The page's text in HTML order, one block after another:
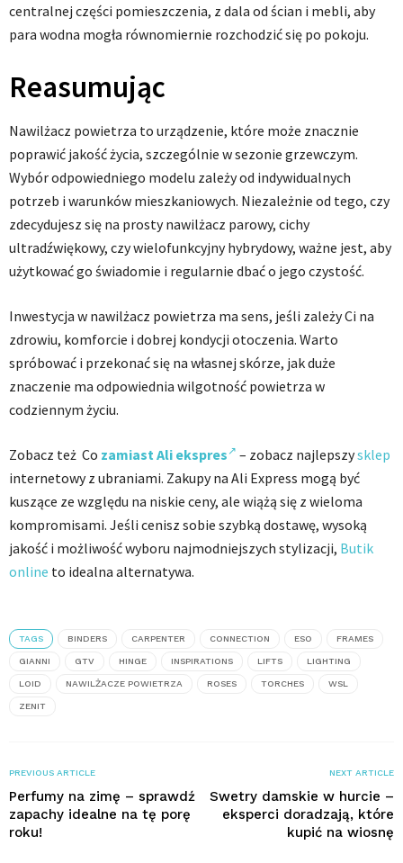
centralnej części pomieszczenia, z dala od ścian i mebli, aby
para wodna mogła równomiernie rozchodzić się po pokoju.
Reasumując
Nawilżacz powietrza to urządzenie, które może znacznie
poprawić jakość życia, szczególnie w sezonie grzewczym.
Wybór odpowiedniego modelu zależy od indywidualnych
potrzeb i warunków mieszkaniowych. Niezależnie od tego, czy
zdecydujesz się na prosty nawilżacz parowy, cichy
ultradźwiękowy, czy wielofunkcyjny hybrydowy, ważne jest, aby
użytkować go świadomie i regularnie dbać o jego czystość.
Inwestycja w nawilżacz powietrza ma sens, jeśli zależy Ci na
zdrowiu, komforcie i dobrej kondycji otoczenia. Warto
spróbować i przekonać się na własnej skórze, jak duże
znaczenie ma odpowiednia wilgotność powietrza w
codziennym życiu.
Zobacz też Co zamiast Ali ekspres – zobacz najlepszysklep
internetowy z ubraniami. Zakupy na Ali Express mogą być
kuszące ze względu na niskie ceny, ale wiążą się z wieloma
kompromisami. Jeśli cenisz sobie szybką dostawę, wysoką
jakość i możliwość wyboru najmodniejszych stylizacji, Butik
online to idealna alternatywa.
TAGS BINDERS CARPENTER CONNECTION ESO FRAMES
GIANNI GTV HINGE INSPIRATIONS LIFTS LIGHTING
LOID NAWILŻACZE POWIETRZA ROSES TORCHES WSL
ZENIT
PREVIOUS ARTICLE
Perfumy na zimę – sprawdź
zapachy idealne na tę porę
roku!
NEXT ARTICLE
Swetry damskie w hurcie –
eksperci doradzają, które
kupić na wiosnę